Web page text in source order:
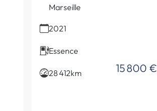
Marseille
2021
Essence
28 412km 15 800 €